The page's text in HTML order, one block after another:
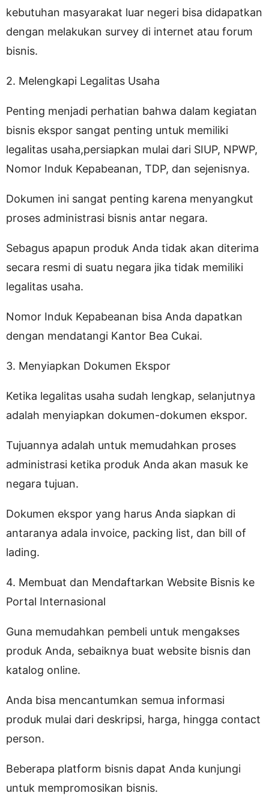
kebutuhan masyarakat luar negeri bisa didapatkan
dengan melakukan survey di internet atau forum
bisnis.
2. Melengkapi Legalitas Usaha
Penting menjadi perhatian bahwa dalam kegiatan
bisnis ekspor sangat penting untuk memiliki
legalitas usaha,persiapkan mulai dari SIUP, NPWP,
Nomor Induk Kepabeanan, TDP, dan sejenisnya.
Dokumen ini sangat penting karena menyangkut
proses administrasi bisnis antar negara.
Sebagus apapun produk Anda tidak akan diterima
secara resmi di suatu negara jika tidak memiliki
legalitas usaha.
Nomor Induk Kepabeanan bisa Anda dapatkan
dengan mendatangi Kantor Bea Cukai.
3. Menyiapkan Dokumen Ekspor
Ketika legalitas usaha sudah lengkap, selanjutnya
adalah menyiapkan dokumen-dokumen ekspor.
Tujuannya adalah untuk memudahkan proses
administrasi ketika produk Anda akan masuk ke
negara tujuan.
Dokumen ekspor yang harus Anda siapkan di
antaranya adala invoice, packing list, dan bill of
lading.
4. Membuat dan Mendaftarkan Website Bisnis ke
Portal Internasional
Guna memudahkan pembeli untuk mengakses
produk Anda, sebaiknya buat website bisnis dan
katalog online.
Anda bisa mencantumkan semua informasi
produk mulai dari deskripsi, harga, hingga contact
person.
Beberapa platform bisnis dapat Anda kunjungi
untuk mempromosikan bisnis.